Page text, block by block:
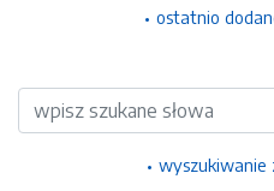
ostatnio
Wyszukiwarka
wyszukiwanie